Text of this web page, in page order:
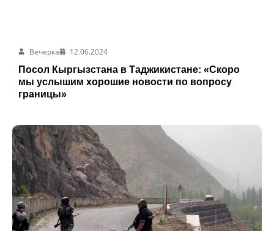
Вечерка
12.06.2024
Посол Кыргызстана в Таджикистане: «Скоро
мы услышим хорошие новости по вопросу
границы»